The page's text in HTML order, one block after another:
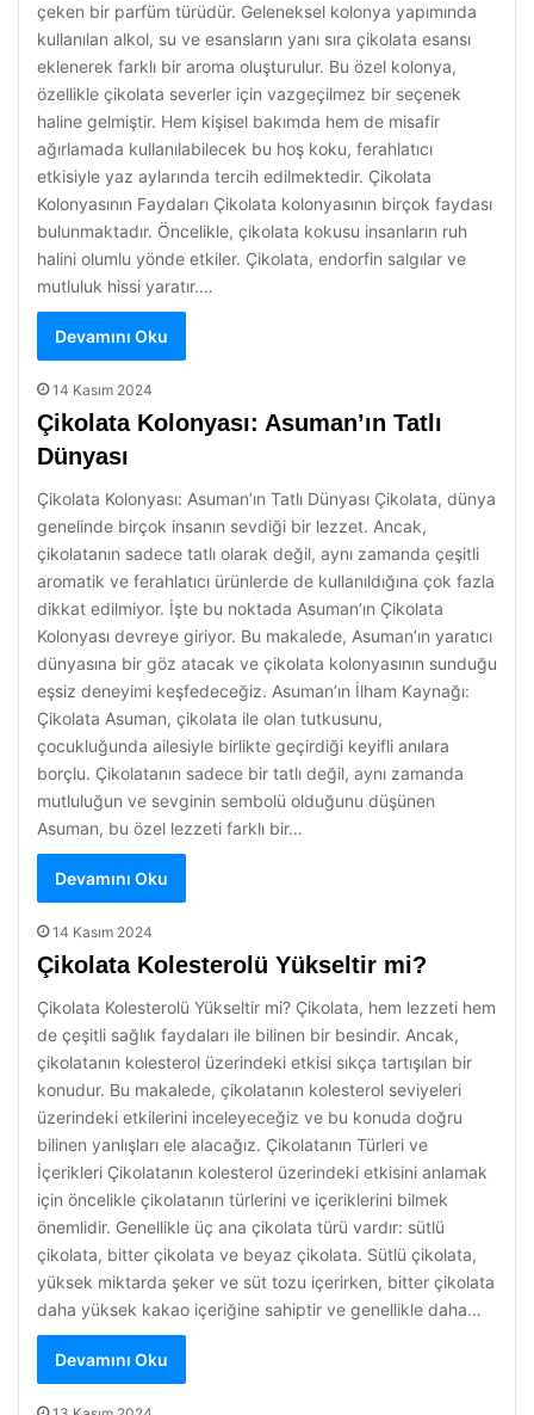
çeken bir parfüm türüdür. Geleneksel kolonya yapımında
kullanılan alkol, su ve esansların yanı sıra çikolata esansı
eklenerek farklı bir aroma oluşturulur. Bu özel kolonya,
özellikle çikolata severler için vazgeçilmez bir seçenek
haline gelmiştir. Hem kişisel bakımda hem de misafir
ağırlamada kullanılabilecek bu hoş koku, ferahlatıcı
etkisiyle yaz aylarında tercih edilmektedir. Çikolata
Kolonyasının Faydaları Çikolata kolonyasının birçok faydası
bulunmaktadır. Öncelikle, çikolata kokusu insanların ruh
halini olumlu yönde etkiler. Çikolata, endorfin salgılar ve
mutluluk hissi yaratır.…
Devamını Oku
14 Kasım 2024
Çikolata Kolonyası: Asuman’ın Tatlı
Dünyası
Çikolata Kolonyası: Asuman’ın Tatlı Dünyası Çikolata, dünya
genelinde birçok insanın sevdiği bir lezzet. Ancak,
çikolatanın sadece tatlı olarak değil, aynı zamanda çeşitli
aromatik ve ferahlatıcı ürünlerde de kullanıldığına çok fazla
dikkat edilmiyor. İşte bu noktada Asuman’ın Çikolata
Kolonyası devreye giriyor. Bu makalede, Asuman’ın yaratıcı
dünyasına bir göz atacak ve çikolata kolonyasının sunduğu
eşsiz deneyimi keşfedeceğiz. Asuman’ın İlham Kaynağı:
Çikolata Asuman, çikolata ile olan tutkusunu,
çocukluğunda ailesiyle birlikte geçirdiği keyifli anılara
borçlu. Çikolatanın sadece bir tatlı değil, aynı zamanda
mutluluğun ve sevginin sembolü olduğunu düşünen
Asuman, bu özel lezzeti farklı bir…
Devamını Oku
14 Kasım 2024
Çikolata Kolesterolü Yükseltir mi?
Çikolata Kolesterolü Yükseltir mi? Çikolata, hem lezzeti hem
de çeşitli sağlık faydaları ile bilinen bir besindir. Ancak,
çikolatanın kolesterol üzerindeki etkisi sıkça tartışılan bir
konudur. Bu makalede, çikolatanın kolesterol seviyeleri
üzerindeki etkilerini inceleyeceğiz ve bu konuda doğru
bilinen yanlışları ele alacağız. Çikolatanın Türleri ve
İçerikleri Çikolatanın kolesterol üzerindeki etkisini anlamak
için öncelikle çikolatanın türlerini ve içeriklerini bilmek
önemlidir. Genellikle üç ana çikolata türü vardır: sütlü
çikolata, bitter çikolata ve beyaz çikolata. Sütlü çikolata,
yüksek miktarda şeker ve süt tozu içerirken, bitter çikolata
daha yüksek kakao içeriğine sahiptir ve genellikle daha…
Devamını Oku